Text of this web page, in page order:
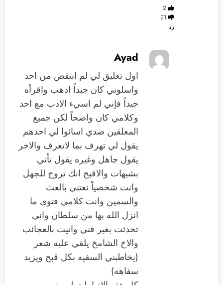
2
21
رد
Ayad
اول تعليق لي لم انتقص من احد
واسلوبي كان جيداً اذهب واقرأه
جيداً فإني لم اسيء الادب مع احد
وكلامي كان واضحاً لكن جميع
المعلقين ضدي اسائوا لي احدهم
يقول لي تهرف بما لاتعرف والاخر
يقول جاهل وغيره يقول تأتي
بشبهات والاقبح انك تروج للجهل
وانت شخصياً نعتني بالغث
والسمين وانت كلامي فتوى ما
انزل الله بها من سلطان واني
تحدثت بغير فني واتيت بالعجائب
والاخ الشامخ يلقي عليه شعر
(يخاطبني السفيه بكل قبح ويزيد
سفاهه)